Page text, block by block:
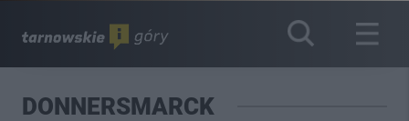
DONNERSMARCK